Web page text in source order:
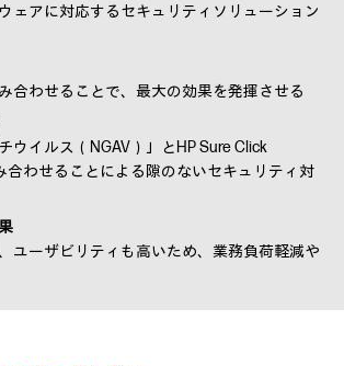
ェアに対応するセキュリティソリューション
合わせることで、最大の効果を発揮させる
ウイルス（NGAV）」とHP Sure Click
合わせることによる隙のないセキュリティ対
ユーザビリティも高いため、業務負荷軽減や